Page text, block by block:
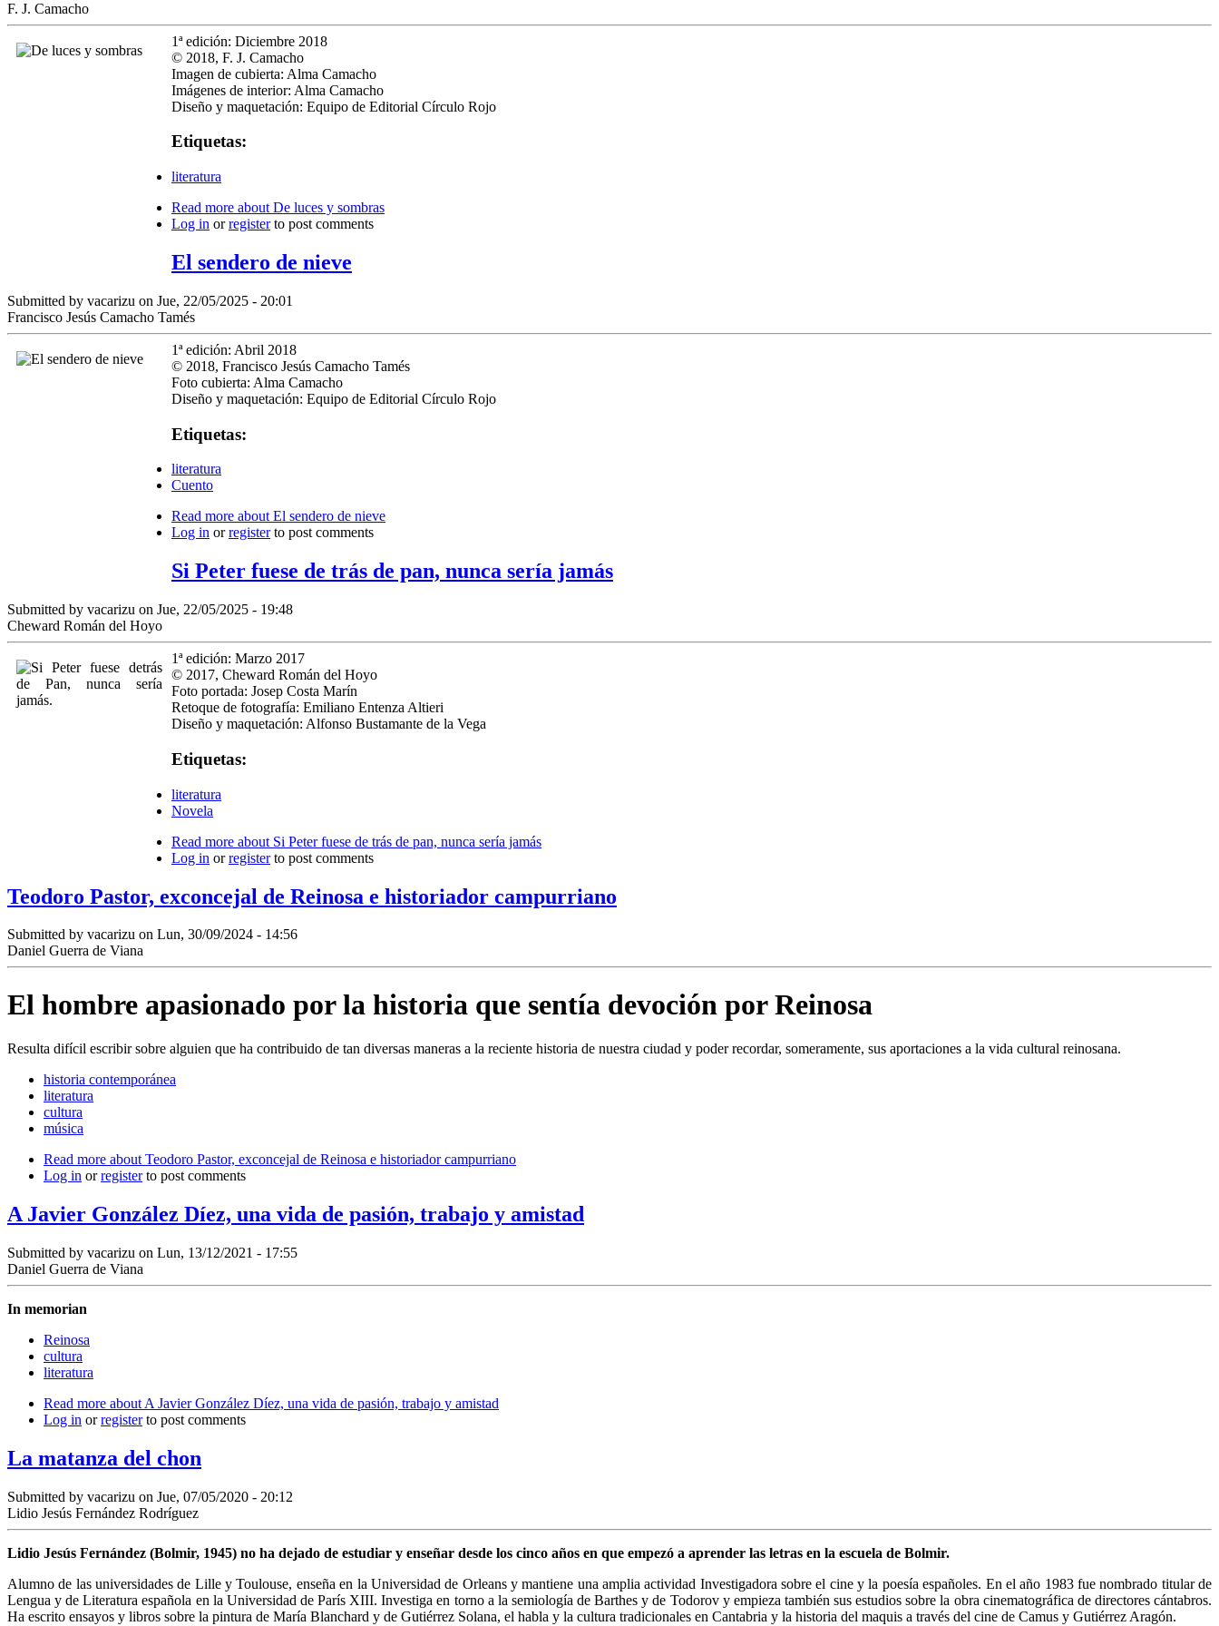
F. J. Camacho
1ª edición: Diciembre 2018
© 2018, F. J. Camacho
Imagen de cubierta: Alma Camacho
Imágenes de interior: Alma Camacho
Diseño y maquetación: Equipo de Editorial Círculo Rojo
Etiquetas:
literatura
Read more about De luces y sombras
Log in orregisterto post comments
El sendero de nieve
Submitted by vacarizu on Jue, 22/05/2025 - 20:01
Francisco Jesús Camacho Tamés
1ª edición: Abril 2018
© 2018, Francisco Jesús Camacho Tamés
Foto cubierta: Alma Camacho
Diseño y maquetación: Equipo de Editorial Círculo Rojo
Etiquetas:
literatura
Cuento
Read more about El sendero de nieve
Log in orregisterto post comments
Si Peter fuese de trás de pan, nunca sería jamás
Submitted by vacarizu on Jue, 22/05/2025 - 19:48
Cheward Román del Hoyo
1ª edición: Marzo 2017
© 2017, Cheward Román del Hoyo
Foto portada: Josep Costa Marín
Retoque de fotografía: Emiliano Entenza Altieri
Diseño y maquetación: Alfonso Bustamante de la Vega
Etiquetas:
literatura
Novela
Read more about Si Peter fuese de trás de pan, nunca sería jamás
Log in orregisterto post comments
Teodoro Pastor, exconcejal de Reinosa e historiador campurriano
Submitted by vacarizu on Lun, 30/09/2024 - 14:56
Daniel Guerra de Viana
El hombre apasionado por la historia que sentía devoción por Reinosa
Resulta difícil escribir sobre alguien que ha contribuido de tan diversas maneras a la reciente historia de nuestra ciudad y poder recordar, someramente, sus aportaciones a la vida cultural reinosana.
historia contemporánea
literatura
cultura
música
Read more about Teodoro Pastor, exconcejal de Reinosa e historiador campurriano
Log in orregisterto post comments
A Javier González Díez, una vida de pasión, trabajo y amistad
Submitted by vacarizu on Lun, 13/12/2021 - 17:55
Daniel Guerra de Viana
In memorian
Reinosa
cultura
literatura
Read more about A Javier González Díez, una vida de pasión, trabajo y amistad
Log in orregisterto post comments
La matanza del chon
Submitted by vacarizu on Jue, 07/05/2020 - 20:12
Lidio Jesús Fernández Rodríguez
Lidio Jesús Fernández (Bolmir, 1945) no ha dejado de estudiar y enseñar desde los cinco años en que empezó a aprender las letras en la escuela de Bolmir.
Alumno de las universidades de Lille y Toulouse, enseña en la Universidad de Orleans y mantiene una amplia actividad Investigadora sobre el cine y la poesía españoles. En el año 1983 fue nombrado titular de
Lengua y de Literatura española en la Universidad de París XIII. Investiga en torno a la semiología de Barthes y de Todorov y empieza también sus estudios sobre la obra cinematográfica de directores cántabros.
Ha escrito ensayos y libros sobre la pintura de María Blanchard y de Gutiérrez Solana, el habla y la cultura tradicionales en Cantabria y la historia del maquis a través del cine de Camus y Gutiérrez Aragón.